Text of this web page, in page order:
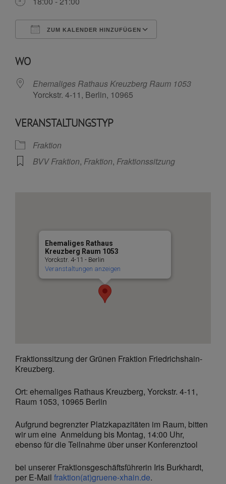
ZUM KALENDER HINZUFÜGEN
WO
Ehemaliges Rathaus Kreuzberg Raum 1053
Yorckstr. 4-11, Berlin, 10965
VERANSTALTUNGSTYP
Fraktion
BVV Fraktion, Fraktion, Fraktionssitzung
Ehemaliges Rathaus
Kreuzberg Raum 1053
Yorckstr. 4-11 - Berlin
Veranstaltungen anzeigen
Fraktionssitzung der Grünen Fraktion Friedrichshain-
Kreuzberg.
Ort: ehemaliges Rathaus Kreuzberg, Yorckstr. 4-11,
Raum 1053, 10965 Berlin
Aufgrund begrenzter Platzkapazitäten im Raum, bitten
wir um eine Anmeldung bis Montag, 14:00 Uhr,
ebenso für die Teilnahme über unser Konferenztool
bei unserer Fraktionsgeschäftsführerin Iris Burkhardt,
per E-Mail fraktion(at)gruene-xhain.de.